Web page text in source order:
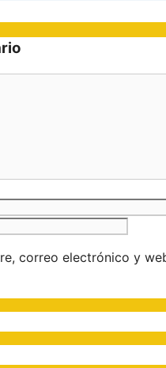
correo electrónico y